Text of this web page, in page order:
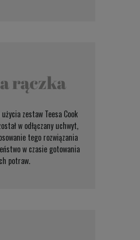
rączka
zestaw Teesa Cook
w odłączany uchwyt,
tego rozwiązania
w czasie gotowania
potraw.